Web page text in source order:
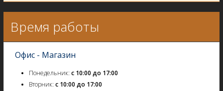
Время работы
Офис - Магазин
Понедельник: с 10:00 до 17:00
Вторник: с 10:00 до 17:00